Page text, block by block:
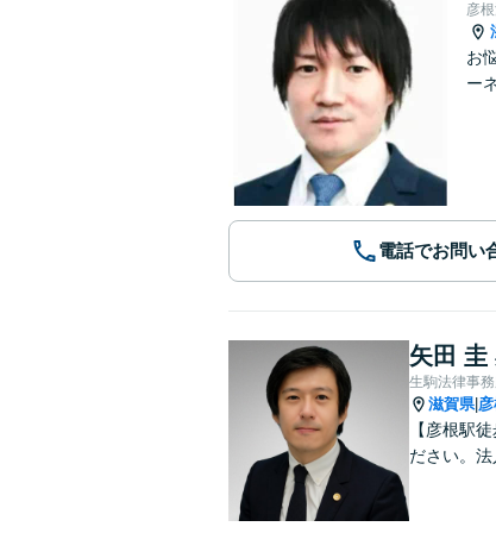
彦
お
ー
電話でお問い
矢田 圭
生駒法律事
滋賀県|
【彦根駅
ださい。